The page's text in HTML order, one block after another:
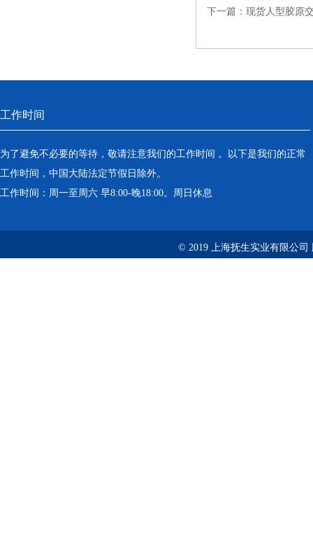
下一篇： 现货人型胶原
工作时间
为了避免不必要的等待，敬请注意我们的工作时间 。以下是我们的正常
工作时间，中国大陆法定节假日除外。
工作时间：周一至周六 早8:00-晚18:00。周日休息
© 2019 上海抚生实业有限公司